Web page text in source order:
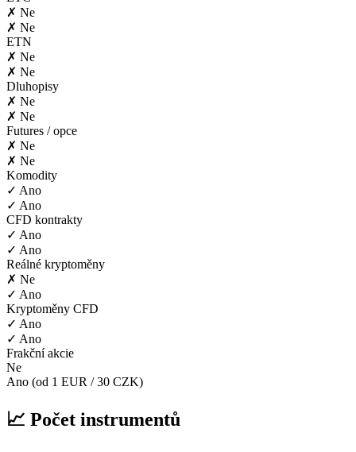
✗ Ne
✗ Ne
ETN
✗ Ne
✗ Ne
Dluhopisy
✗ Ne
✗ Ne
Futures / opce
✗ Ne
✗ Ne
Komodity
✓ Ano
✓ Ano
CFD kontrakty
✓ Ano
✓ Ano
Reálné kryptoměny
✗ Ne
✓ Ano
Kryptoměny CFD
✓ Ano
✓ Ano
Frakční akcie
Ne
Ano (od 1 EUR / 30 CZK)
📈 Počet instrumentů